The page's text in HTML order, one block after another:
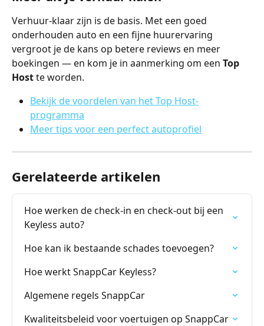
Verhuur-klaar zijn is de basis. Met een goed
onderhouden auto en een fijne huurervaring
vergroot je de kans op betere reviews en meer
boekingen — en kom je in aanmerking om een Top
Host te worden.
Bekijk de voordelen van het Top Host-
programma
Meer tips voor een perfect autoprofiel
Gerelateerde artikelen
Hoe werken de check-in en check-out bij een
Keyless auto?
Hoe kan ik bestaande schades toevoegen?
Hoe werkt SnappCar Keyless?
Algemene regels SnappCar
Kwaliteitsbeleid voor voertuigen op SnappCar